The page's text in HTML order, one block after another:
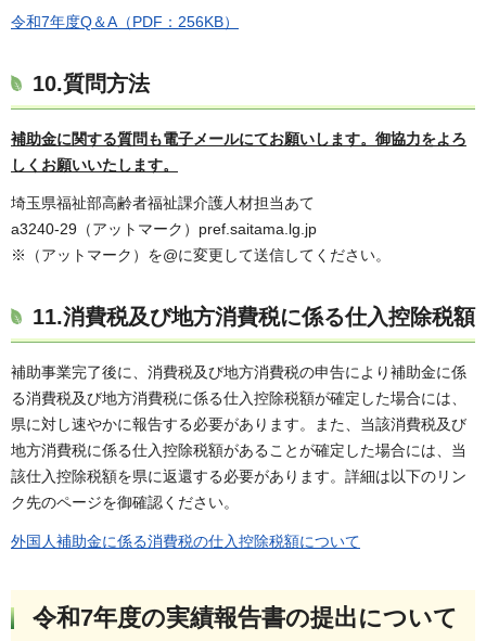
令和7年度Q＆A（PDF：256KB）
10.質問方法
補助金に関する質問も電子メールにてお願いします。御協力をよろ
しくお願いいたします。
埼玉県福祉部高齢者福祉課介護人材担当あて
a3240-29（アットマーク）pref.saitama.lg.jp
※（アットマーク）を@に変更して送信してください。
11.消費税及び地方消費税に係る仕入控除税額
補助事業完了後に、消費税及び地方消費税の申告により補助金に係
る消費税及び地方消費税に係る仕入控除税額が確定した場合には、
県に対し速やかに報告する必要があります。また、当該消費税及び
地方消費税に係る仕入控除税額があることが確定した場合には、当
該仕入控除税額を県に返還する必要があります。詳細は以下のリン
ク先のページを御確認ください。
外国人補助金に係る消費税の仕入控除税額について
令和7年度の実績報告書の提出について